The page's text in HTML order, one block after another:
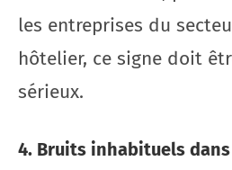
les entreprises du
hôtelier, ce signe doit
sérieux.
4. Bruits inhabituels